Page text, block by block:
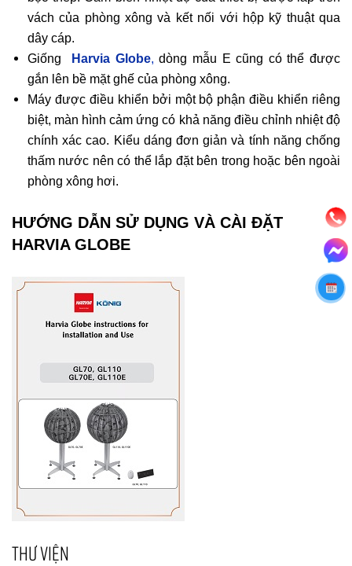
vách của phòng xông và kết nối với hộp kỹ thuật qua
dây cáp.
Giống
Harvia Globe, dòng mẫu E cũng có thể được
gắn lên bề mặt ghế của phòng xông.
Máy được điều khiển bởi một bộ phận điều khiển riêng
biệt, màn hình cảm ứng có khả năng điều chỉnh nhiệt độ
chính xác cao. Kiểu dáng đơn giản và tính năng chống
thấm nước nên có thể lắp đặt bên trong hoặc bên ngoài
phòng xông hơi.
HƯỚNG DẪN SỬ DỤNG VÀ CÀI ĐẶT
HARVIA GLOBE
THƯ VIỆN